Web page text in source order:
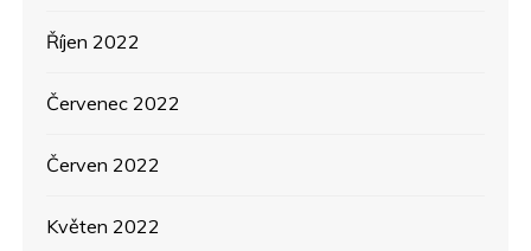
Říjen 2022
Červenec 2022
Červen 2022
Květen 2022